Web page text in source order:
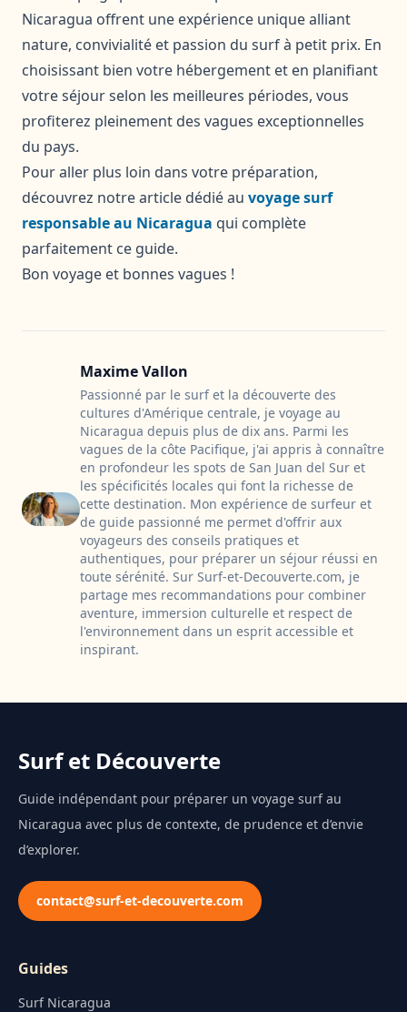
Nicaragua offrent une expérience unique alliant
nature, convivialité et passion du surf à petit prix. En
choisissant bien votre hébergement et en planifiant
votre séjour selon les meilleures périodes, vous
profiterez pleinement des vagues exceptionnelles
du pays.
Pour aller plus loin dans votre préparation,
découvrez notre article dédié au voyage surf
responsable au Nicaragua qui complète
parfaitement ce guide.
Bon voyage et bonnes vagues !
Maxime Vallon
Passionné par le surf et la découverte des
cultures d'Amérique centrale, je voyage au
Nicaragua depuis plus de dix ans. Parmi les
vagues de la côte Pacifique, j'ai appris à connaître
en profondeur les spots de San Juan del Sur et
les spécificités locales qui font la richesse de
cette destination. Mon expérience de surfeur et
de guide passionné me permet d'offrir aux
voyageurs des conseils pratiques et
authentiques, pour préparer un séjour réussi en
toute sérénité. Sur Surf-et-Decouverte.com, je
partage mes recommandations pour combiner
aventure, immersion culturelle et respect de
l'environnement dans un esprit accessible et
inspirant.
Surf et Découverte
Guide indépendant pour préparer un voyage surf au
Nicaragua avec plus de contexte, de prudence et d’envie
d’explorer.
contact@surf-et-decouverte.com
Guides
Surf Nicaragua